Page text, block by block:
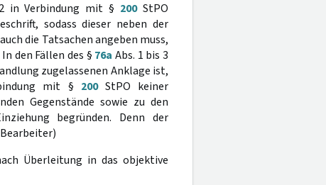
in Verbindung mit § 200StPO
sodass dieser neben der
die Tatsachen angeben muss,
den Fällen des § 76a Abs. 1 bis 3
zugelassenen Anklage ist,
mit § 200StPO keiner
Gegenstände sowie zu den
begründen. Denn der
Überleitung in das objektive